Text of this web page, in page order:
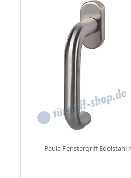
Paula Fenstergriff